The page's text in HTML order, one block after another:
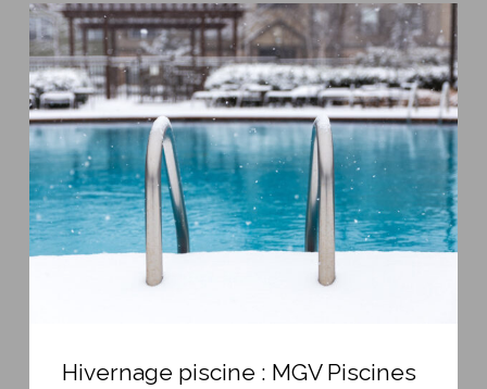
Hivernage
piscine
:
MGV
Piscines
Béton
à
votre
disposition
piscineHivernage piscine : MGV Piscines